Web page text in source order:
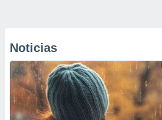
Noticias